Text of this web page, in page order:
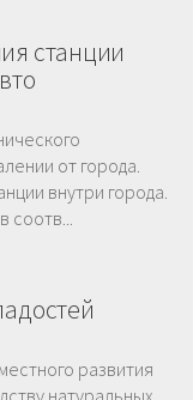
станции
от города.
внутри города.
развития
натуральных